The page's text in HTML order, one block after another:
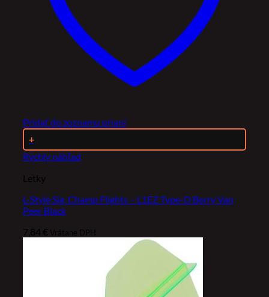
Pridať do zoznamu prianí
+
Rýchly náhľad
Letky
L-Style Sig. Champ Flights – L1EZ Type-D Berry Van
Peer Black
7,84 € Vrátane DPH